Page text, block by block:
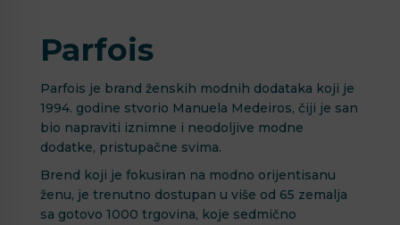
Parfois
Parfois je brand ženskih modnih dodataka koji je
1994. godine stvorio Manuela Medeiros, čiji je san
bio napraviti iznimne i neodoljive modne
dodatke, pristupačne svima.
Brend koji je fokusiran na modno orijentisanu
ženu, je trenutno dostupan u više od 65 zemalja
sa gotovo 1000 trgovina, koje sedmično